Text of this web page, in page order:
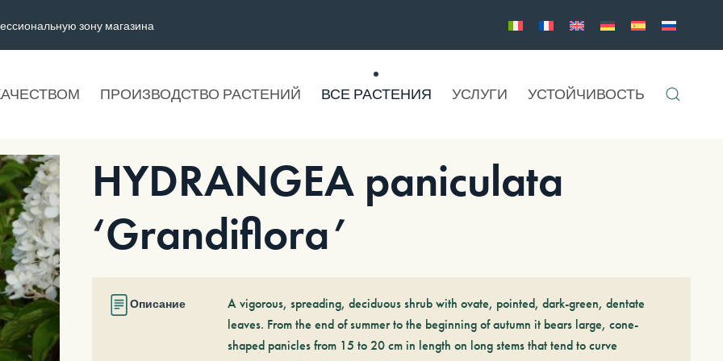
зону магазина
ПРОИЗВОДСТВО РАСТЕНИЙ ВСЕ РАСТЕНИЯ УСЛУГИ УСТОЙЧИВОСТЬ
HYDRANGEA paniculata
‘Grandiflora’
Описание
A vigorous, spreading, deciduous shrub with ovate, pointed, dark-green, dentate
leaves. From the end of summer to the beginning of autumn it bears large, cone-
shaped panicles from 15 to 20 cm in length on long stems that tend to curve